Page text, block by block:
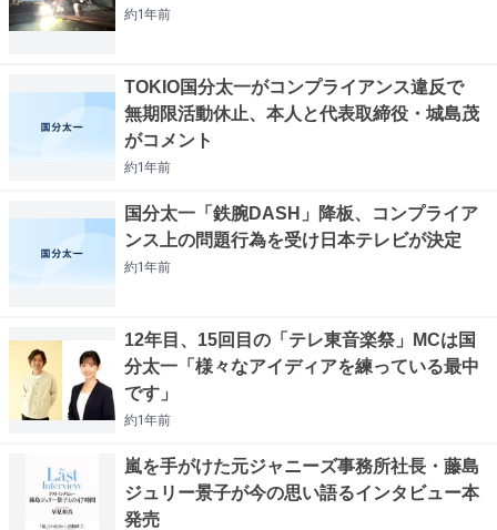
約1年前
TOKIO国分太一がコンプライアンス違反で
無期限活動休止、本人と代表取締役・城島茂
がコメント
約1年前
国分太一「鉄腕DASH」降板、コンプライア
ンス上の問題行為を受け日本テレビが決定
約1年前
12年目、15回目の「テレ東音楽祭」MCは国
分太一「様々なアイディアを練っている最中
です」
約1年前
嵐を手がけた元ジャニーズ事務所社長・藤島
ジュリー景子が今の思い語るインタビュー本
発売